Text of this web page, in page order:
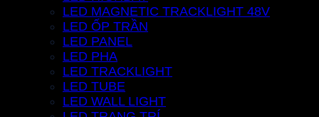
LED MAGNETIC TRACKLIGHT 48V
LED ỐP TRẦN
LED PANEL
LED PHA
LED TRACKLIGHT
LED TUBE
LED WALL LIGHT